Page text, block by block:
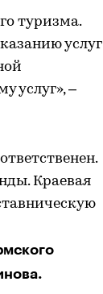
туризма.
услуг
услуг», –
Краевая